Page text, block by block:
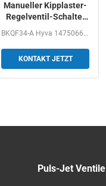
Manueller Kipplaster-
Regelventil-Schalter
14750667H
BKQF34-A Hyva 14750667H Dump Truck Manual Control Valve...
KONTAKT JETZT
Puls-Jet Ventile